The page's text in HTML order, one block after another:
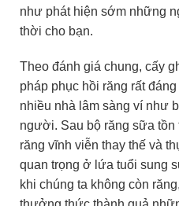
như phát hiện sớm những
thời cho bạn.
Theo đánh giá chung, cấy
pháp phục hồi răng rất
nhiều nhà lâm sàng ví như
người. Sau bộ răng sữa tồn
răng vĩnh viễn thay thế và
quan trọng ở lứa tuổi sung
khi chúng ta không còn